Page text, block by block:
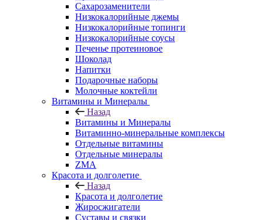
Сахарозаменители
Низкокалорийные джемы
Низкокалорийные топинги
Низкокалорийные соусы
Печенье протеиновое
Шоколад
Напитки
Подарочные наборы
Молочные коктейли
Витамины и Минералы
Назад
Витамины и Минералы
Витаминно-минеральные комплексы
Отдельные витамины
Отдельные минералы
ZMA
Красота и долголетие
Назад
Красота и долголетие
Жиросжигатели
Суставы и связки